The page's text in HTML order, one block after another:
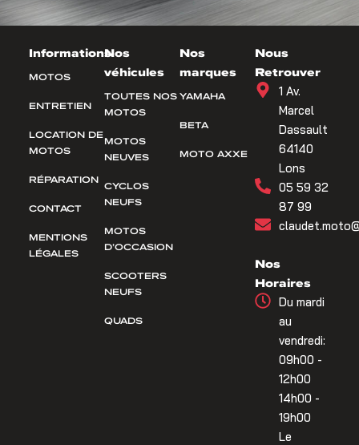
Informations
MOTOS
ENTRETIEN
LOCATION DE
MOTOS
RÉPARATION
CONTACT
MENTIONS
LÉGALES
Nos
véhicules
TOUTES NOS
MOTOS
MOTOS
NEUVES
CYCLOS
NEUFS
MOTOS
D’OCCASION
SCOOTERS
NEUFS
QUADS
Nos
marques
YAMAHA
BETA
MOTO AXXE
Nous
Retrouver
1 Av.
Marcel
Dassault
64140
Lons
05 59 32
87 99
Nos
Horaires
Du mardi
au
vendredi:
09h00 -
12h00
14h00 -
19h00
Le